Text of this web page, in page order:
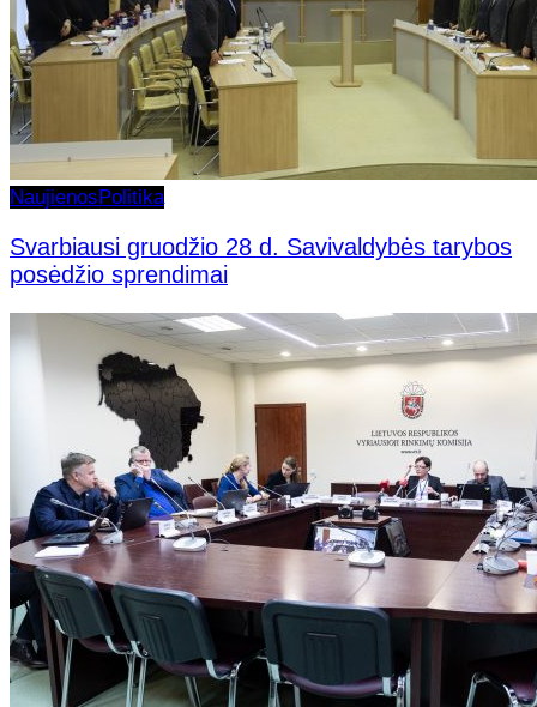
Naujienos Politika
Svarbiausi gruodžio 28 d. Savivaldybės tarybos
posėdžio sprendimai